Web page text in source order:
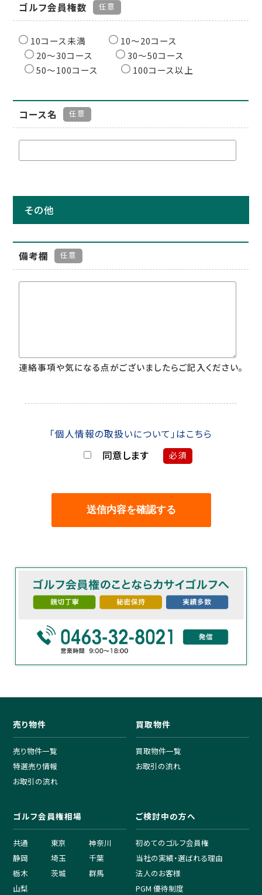
ゴルフ会員権数 任意
10コース未満
10〜20コース
20〜30コース
30〜50コース
50〜100コース
100コース以上
コース名 任意
その他
備考欄 任意
連絡事項や気になる点がございましたらご記入ください。
「個人情報の取扱いについて」はこちら
同意します 必須
売り物件
売り物件一覧
特選売り情報
お取引の流れ
買取物件
買取物件一覧
お取引の流れ
ゴルフ会員権相場
共通 東京
神奈川
静岡
埼玉
千葉
栃木
茨城
群馬
山梨
ご検討中の方へ
初めてのゴルフ会員権
当社の実績・選ばれる理由
法人のお客様
PGM 優待制度